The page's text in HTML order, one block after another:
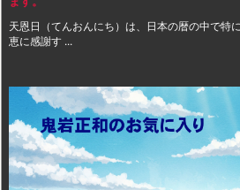
天恩日（てんおんにち）は、日本の暦の中で特
恵に感謝す ...